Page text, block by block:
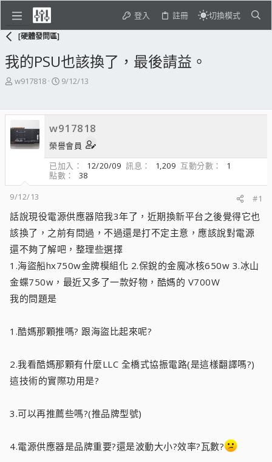
登入 註冊 切換模式
[硬體發問區]
我的PSU也該換了，最後請益。
主
起
人
w917818
開
期
9/12/13
w917818
榮譽會員
已加入
12/20/09 訊息 1,209 互動分數
1
點數
38
9/12/13
#1
話說現役電源供應器陪我3年了，近期換新平台之後覺得它也
該換了，之前有問過，不過還是打不定主意，應該說對電源
還不夠了解吧，整理些選擇
1.海盜船hx750w金牌模組化 2.保銳的金魔冰核650w 3.冰山
金蝶750w，最近又多了一款好物，酷媽的 V700W
我的問題是
1.酷媽那顆推嗎? 跟海盜比起來呢?
2.我看酷媽那顆有什麼LLC 全橋式協振電路(是這樣翻譯嗎?)
這技術的實際功用是?
3.可以再推薦些嗎?(推品牌型號)
4.電源供應器是品牌重要?還是波動大小?效率?瓦數?